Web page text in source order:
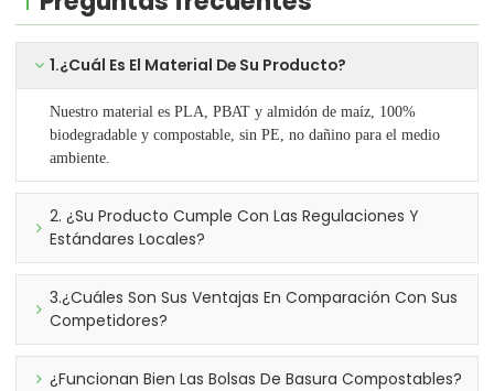
1.¿Cuál Es El Material De Su Producto?
Nuestro material es PLA, PBAT y almidón de maíz, 100%
biodegradable y compostable, sin PE, no dañino para el medio
ambiente.
2. ¿Su Producto Cumple Con Las Regulaciones Y
Estándares Locales?
3.¿Cuáles Son Sus Ventajas En Comparación Con Sus
Competidores?
¿Funcionan Bien Las Bolsas De Basura Compostables?